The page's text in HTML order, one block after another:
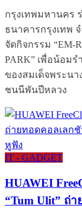
กรุงเทพมหานคร
ธนาคารกรุงเทพ
จัดกิจกรรม “EM-
PARK” เพื่อน้อม
ของสมเด็จพระน
ชนนีพันปีหลวง
IT - GADGET
HUAWEI
“Tum Ulit” ถ่า